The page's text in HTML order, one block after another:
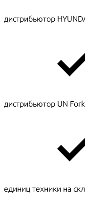
дистрибьютор
дистрибьютор UN
единиц техники на